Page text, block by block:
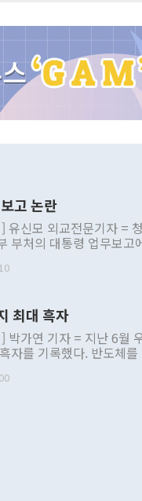
고 논란
유신모 외교전문기자 =
부처의 대통령 업무보
부 내 조율을 거치지 않은
근거한 비현실적 구상'이
관련 발언이 물의를 빚
공개적으로 부정적 입장
북 접근법과 월권을 제어
최대 흑자
박가연 기자 = 지난 6월
자를 기록했다. 반도체
르